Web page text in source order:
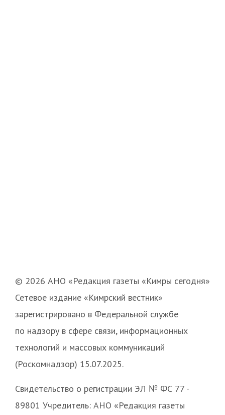
© 2026 АНО «Редакция газеты «Кимры сегодня»
Сетевое издание «Кимрский вестник»
зарегистрировано в Федеральной службе
по надзору в сфере связи, информационных
технологий и массовых коммуникаций
(Роскомнадзор) 15.07.2025.
Свидетельство о регистрации ЭЛ № ФС 77 -
89801 Учредитель: АНО «Редакция газеты